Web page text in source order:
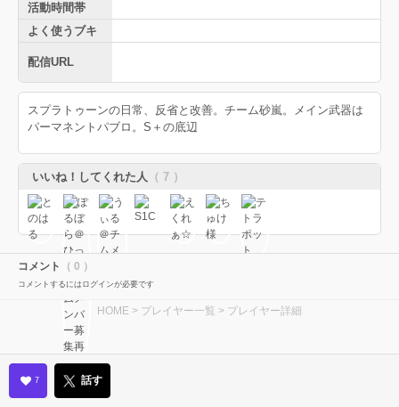
活動時間帯
よく使うブキ
配信URL
スプラトゥーンの日常、反省と改善。チーム砂嵐。メイン武器は
パーマネントパブロ。S＋の底辺
いいね！してくれた人 （ 7 ）
コメント （ 0 ）
コメントするにはログインが必要です
HOME > プレイヤー一覧 > プレイヤー詳細
7 話す